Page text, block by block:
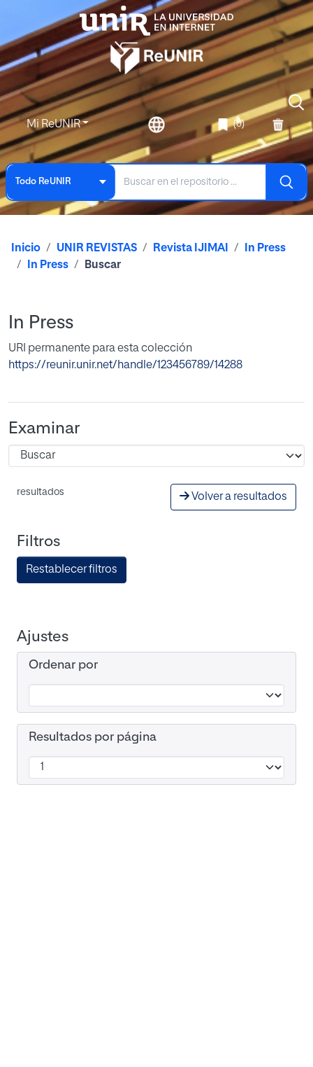
Mi ReUNIR (0)
Todo ReUNIR
Inicio UNIR REVISTAS Revista IJIMAI
In Press
In Press
Buscar
In Press
URI permanente para esta colección
https://reunir.unir.net/handle/123456789/14288
Examinar
resultados Volver a resultados
Filtros
Restablecer filtros
Ajustes
Ordenar por
Resultados por página